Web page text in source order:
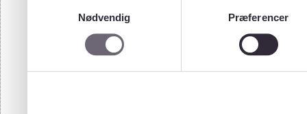
Nødvendig
Præferencer
97